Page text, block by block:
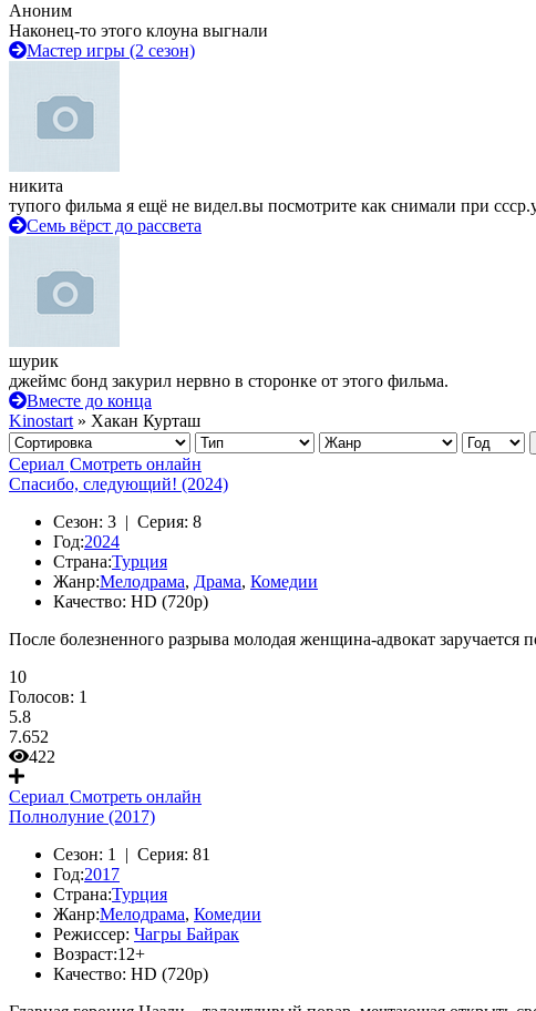
Аноним
Наконец-то этого клоуна выгнали
Мастер игры (2 сезон)
никита
тупого фильма я ещё не видел.вы посмотрите как снимали при
Семь вёрст до рассвета
шурик
джеймс бонд закурил нервно в сторонке от этого фильма.
Вместе до конца
Kinostart » Хакан Курташ
Сериал Смотреть онлайн
Спасибо, следующий! (2024)
Сезон: 3 | Серия: 8
Год:2024
Страна:Турция
Жанр:Мелодрама, Драма, Комедии
Качество: HD (720p)
После болезненного разрыва молодая женщина-адвокат
10
Голосов: 1
5.8
7.652
422
Сериал Смотреть онлайн
Полнолуние (2017)
Сезон: 1 | Серия: 81
Год:2017
Страна:Турция
Жанр:Мелодрама, Комедии
Режиссер: Чагры Байрак
Возраст:12+
Качество: HD (720p)